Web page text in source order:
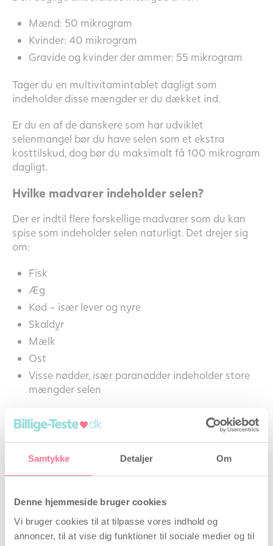
Samtykke Detaljer Om
Denne hjemmeside bruger cookies
Vi bruger cookies til at tilpasse vores indhold og
annoncer, til at vise dig funktioner til sociale medier og til
Mænd: 50 mikrogram
Kvinder: 40 mikrogram
Gravide og kvinder der ammer: 55 mikrogram
Tager du en multivitamintablet dagligt som
indeholder disse mængder er du dækket ind.
Er du en af de danskere som har udviklet
selenmangel bør du have selen som et ekstra
kosttilskud, dog bør du maksimalt få 100 mikrogram
dagligt.
Hvilke madvarer indeholder selen?
Der er indtil flere forskellige madvarer som du kan
spise som indeholder selen naturligt. Det drejer sig
om:
Fisk
Æg
Kød – især lever og nyre
Skaldyr
Mælk
Ost
Visse nødder, især paranødder indeholder store
mængder selen
Kosttilskud – før, under og efter graviditet –
med selen
Da selen – samt andre vigtige vitaminer og
graviditeten, er det en god ide at sikre sig med et
Ved at tage en multivitamin tablet allerede inden